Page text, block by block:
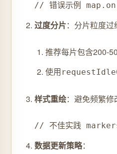
// 错误示例
过度分片：分片粒度
推荐每片包含200-
使用
样式重绘：避免频繁
// 不佳实践
数据更新策略：